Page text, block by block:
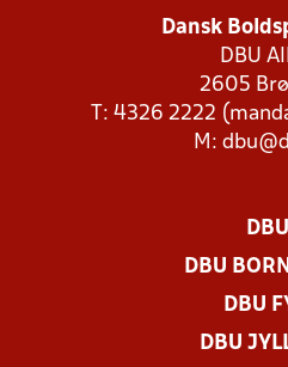
Dansk
DBU
2605
T: 4326 2222
M:
DBU
DBU
DBU
DBU